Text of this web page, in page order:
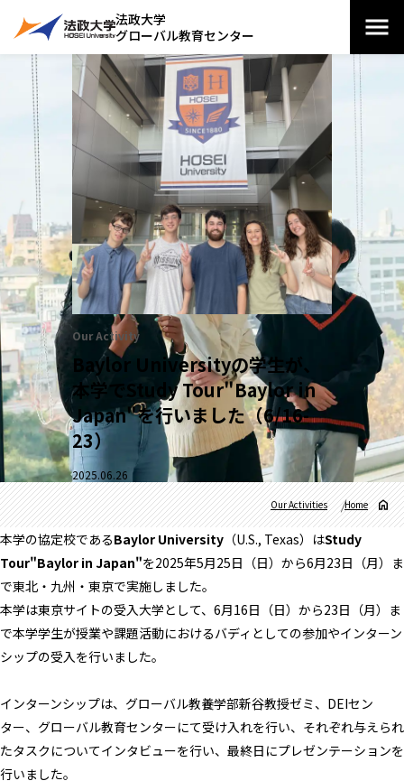
法政大学
グローバル教育センター
Our Activity
Baylor Universityの学生が、
本学でStudy Tour"Baylor in
Japan"を行いました（6/16-
23）
2025.06.26
Home
Our Activities
本学の協定校であるBaylor University （U.S., Texas）はStudy
Tour"Baylor in Japan"を2025年5月25日（日）から6月23日（月） ま
で東北・九州・東京で実施しました。
本学は東京サイトの受入大学として、6月16日（日） から23日（月） ま
で本学学生が授業や課題活動におけるバディとしての参加やインターン
シップの受入を行いました。
インターンシップは、グローバル教養学部新谷教授ゼミ、 DEIセン
ター、グローバル教育センターにて受け入れを行い、 それぞれ与えられ
たタスクについてインタビューを行い、 最終日にプレゼンテーションを
行いました。